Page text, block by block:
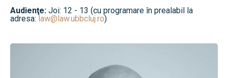
Audienţe: Joi: 12 - 13 (cu programare în prealabil la
adresa:law@law.ubbcluj.ro)